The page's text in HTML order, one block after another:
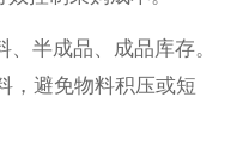
半成品、成品库存。
，避免物料积压或短